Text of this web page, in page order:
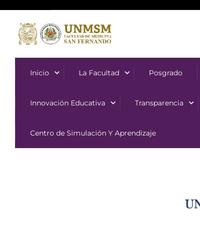
Inicio La Facultad Posgrado
Innovación Educativa Transparencia
Centro de Simulación Y Aprendizaje